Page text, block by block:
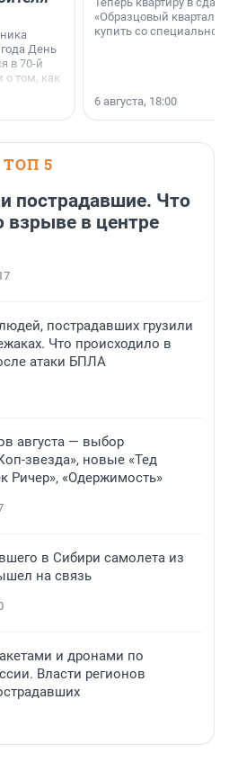
года День
в 70-й
о том, как
«Образцовый квартал
купить со специальной
6 августа, 18:00
ТОП 5
пострадавшие. Что
взрыве в центре
пострадавших грузили
Что происходило в
атаки БПЛА
августа — выбор
звезда», новые «Тед
Ричер», «Одержимость»
в Сибири самолета из
на связь
и дронами по
Власти регионов